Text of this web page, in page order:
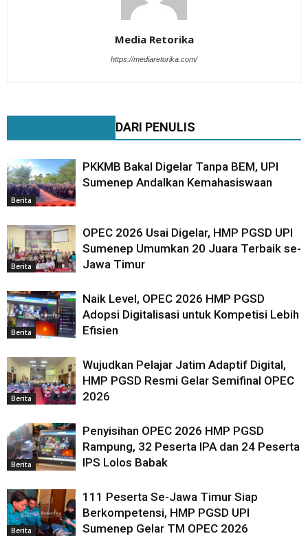
Media Retorika
https://mediaretorika.com/
DARI PENULIS
Berita
PKKMB Bakal Digelar Tanpa BEM, UPI
Sumenep Andalkan Kemahasiswaan
Berita
OPEC 2026 Usai Digelar, HMP PGSD UPI
Sumenep Umumkan 20 Juara Terbaik se-
Jawa Timur
Berita
Naik Level, OPEC 2026 HMP PGSD
Adopsi Digitalisasi untuk Kompetisi Lebih
Efisien
Berita
Wujudkan Pelajar Jatim Adaptif Digital,
HMP PGSD Resmi Gelar Semifinal OPEC
2026
Berita
Penyisihan OPEC 2026 HMP PGSD
Rampung, 32 Peserta IPA dan 24 Peserta
IPS Lolos Babak
Berita
111 Peserta Se-Jawa Timur Siap
Berkompetensi, HMP PGSD UPI
Sumenep Gelar TM OPEC 2026